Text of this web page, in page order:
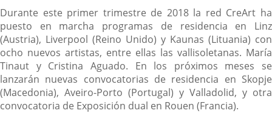
Durante este primer trimestre de 2018 la red CreArt ha
puesto en marcha programas de residencia en Linz
(Austria), Liverpool (Reino Unido) y Kaunas (Lituania) con
ocho nuevos artistas, entre ellas las vallisoletanas. María
Tinaut y Cristina Aguado. En los próximos meses se
lanzarán nuevas convocatorias de residencia en Skopje
(Macedonia), Aveiro-Porto (Portugal) y Valladolid, y otra
convocatoria de Exposición dual en Rouen (Francia).